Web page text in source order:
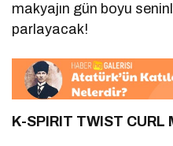
makyajın gün boyu
parlayacak!
K-SPIRIT TWIST CURL